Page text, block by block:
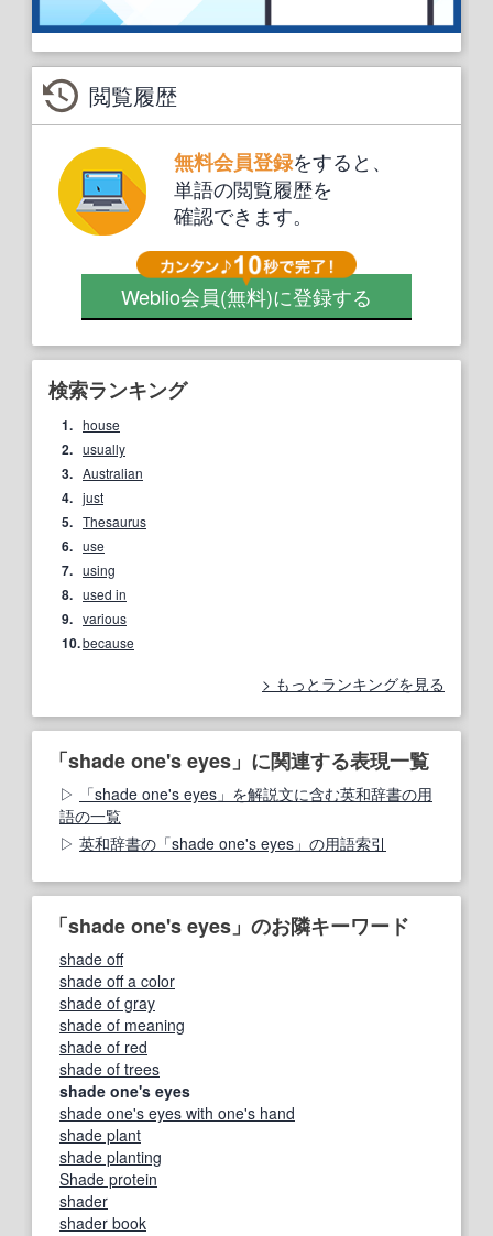
閲覧履歴
無料会員登録をすると、
単語の閲覧履歴を
確認できます。
Weblio会員(無料)に登録する
検索ランキング
1. house
2. usually
3. Australian
4. just
5. Thesaurus
6. use
7. using
8. used in
9. various
10.because
もっとランキングを見る
「shade one's eyes」に関連する表現一覧
「shade one's eyes」を解説文に含む英和辞書の用
語の一覧
英和辞書の「shade one's eyes」の用語索引
「shade one's eyes」のお隣キーワード
shade off
shade off a color
shade of gray
shade of meaning
shade of red
shade of trees
shade one's eyes
shade one's eyes with one's hand
shade plant
shade planting
Shade protein
shader
shader book